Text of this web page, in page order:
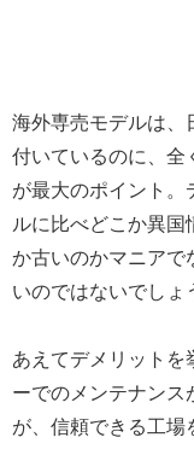
海外専売モデルは、
付いているのに、全
が最大のポイント。
ルに比べどこか異
か古いのかマニアで
いのではないでしょ
あえてデメリットを
ーでのメンテナンス
が、信頼できる工場